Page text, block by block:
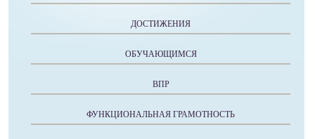
ДОСТИЖЕНИЯ
ОБУЧАЮЩИМСЯ
ВПР
ФУНКЦИОНАЛЬНАЯ ГРАМОТНОСТЬ